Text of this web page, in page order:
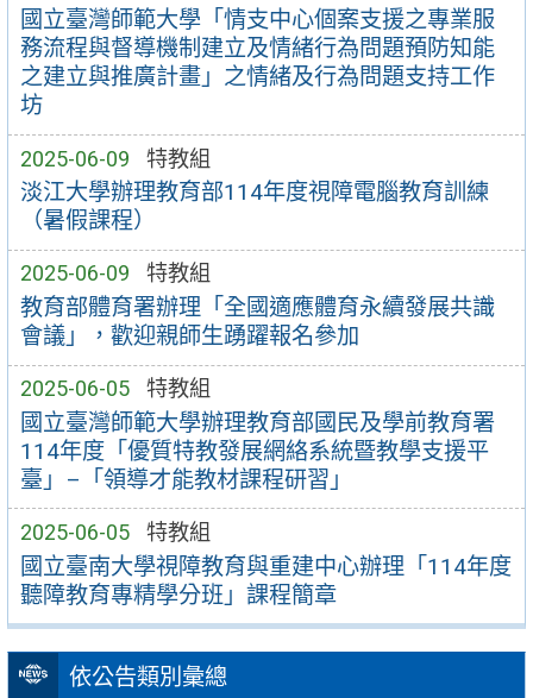
國立臺灣師範大學「情支中心個案支援之專業服
務流程與督導機制建立及情緒行為問題預防知能
之建立與推廣計畫」之情緒及行為問題支持工作
坊
2025-06-09 特教組
淡江大學辦理教育部114年度視障電腦教育訓練
（暑假課程）
2025-06-09 特教組
教育部體育署辦理「全國適應體育永續發展共識
會議」，歡迎親師生踴躍報名參加
2025-06-05 特教組
國立臺灣師範大學辦理教育部國民及學前教育署
114年度「優質特教發展網絡系統暨教學支援平
臺」–「領導才能教材課程研習」
2025-06-05 特教組
國立臺南大學視障教育與重建中心辦理「114年度
聽障教育專精學分班」課程簡章
依公告類別彙總